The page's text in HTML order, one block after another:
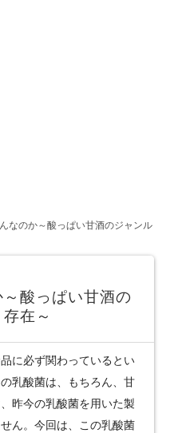
なのか～酸っぱい甘酒のジャンル
酸っぱい甘酒の
在～
に必ず関わっているとい
乳酸菌は、もちろん、甘
昨今の乳酸菌を用いた製
ん。今回は、この乳酸菌